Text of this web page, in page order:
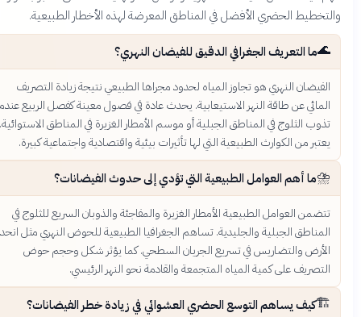
الحضري الأفضل في المناطق المعرضة لهذه الأخطار الطبيعية.
ما التعريف الجغرافي الدقيق للفيضان النهري؟
الفيضان النهري هو تجاوز المياه لحدود مجراها الطبيعي نتيجة زيادة التصريف
المائي عن طاقة النهر الاستيعابية. يحدث عادة في فصول معينة كفصل الربيع عندما
تذوب الثلوج في المناطق الجبلية أو موسم الأمطار الغزيرة في المناطق الاستوائية.
يعتبر من الكوارث الطبيعية التي لها تأثيرات بيئية واقتصادية واجتماعية كبيرة.
ما أهم العوامل الطبيعية التي تؤدي إلى حدوث الفيضانات؟
تتضمن العوامل الطبيعية الأمطار الغزيرة والمفاجئة والذوبان السريع للثلوج في
المناطق الجبلية والجليدية. تساهم الجغرافيا الطبيعية للحوض النهري مثل انحدار
الأرض والتضاريس في تسريع الجريان السطحي. كما يؤثر شكل وحجم حوض
التصريف على كمية المياه المتجمعة والقادمة نحو النهر الرئيسي.
كيف يساهم التوسع الحضري العشوائي في زيادة خطر الفيضانات؟